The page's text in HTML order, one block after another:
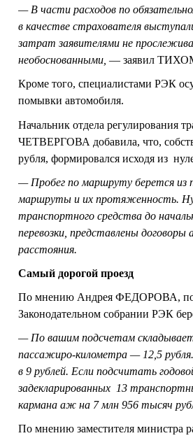
— В части расходов по
в качестве страхователя
затрат заявителями не
необоснованными, — заявил
Кроме того, специалистами РЭК
помывки автомобиля.
Начальник отдела регулирования
ЧЕТВЕРГОВА добавила, что,
рубля, формировался исходя из
— Пробег по маршруту берется из
маршруты и их протяженность.
транспортного средства до
перевозки, представлены
расстояния.
Самый дорогой проезд
По мнению Андрея ФЕДОРОВА,
Законодательном собрании РЭК
— По вашим подсчетам
пассажиро-километра — 12,5
в 9 рублей. Если подсчитать
задекларированных 13
кармана аж на 7 млн 956 тысяч
По мнению заместителя министра